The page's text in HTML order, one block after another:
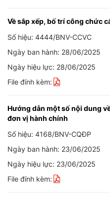
Về sắp xếp, bố trí công chức
Số hiệu: 4444/BNV-CCVC
Ngày ban hành: 28/06/2025
Ngày hiệu lực: 28/06/2025
File đính kèm:
Hướng dẫn một số nội dung
đơn vị hành chính
Số hiệu: 4168/BNV-CQĐP
Ngày ban hành: 23/06/2025
Ngày hiệu lực: 23/06/2025
File đính kèm: